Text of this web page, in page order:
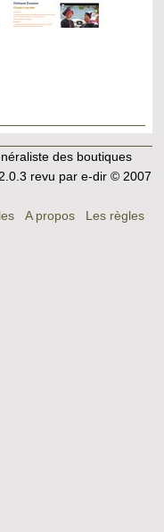
des boutiques
revu par e-dir © 2007
A propos
Les règles